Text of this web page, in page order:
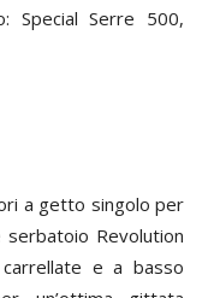
Special Serre 500,
a getto singolo per
Revolution
e a basso